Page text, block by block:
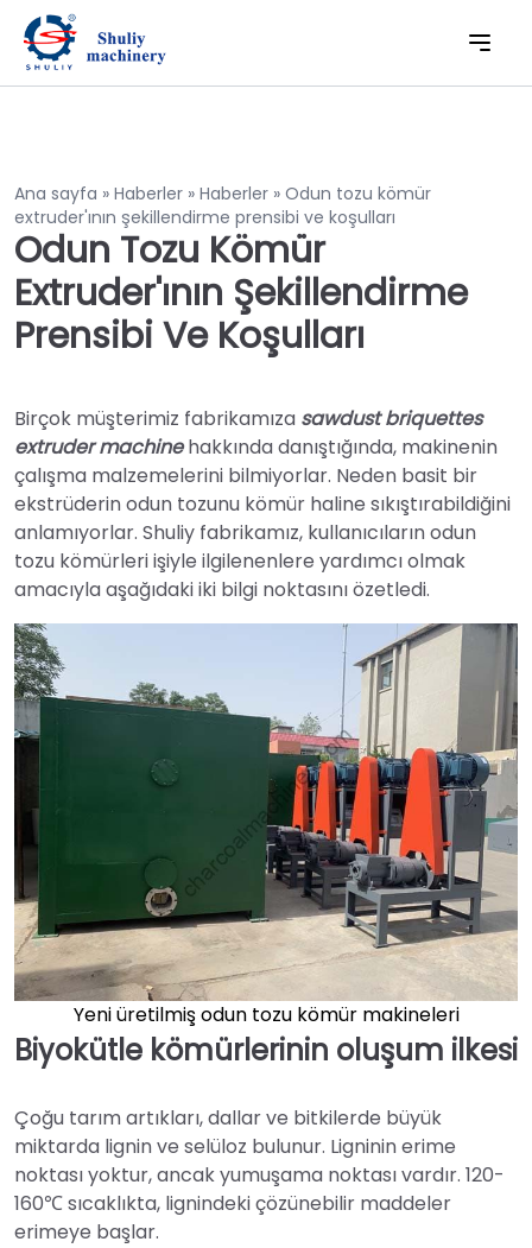
Ana sayfa » Haberler » Haberler » Odun tozu kömür
extruder'ının şekillendirme prensibi ve koşulları
Odun Tozu Kömür
Extruder'ının Şekillendirme
Prensibi Ve Koşulları
Birçok müşterimiz fabrikamıza sawdust briquettes
extruder machinehakkında danıştığında, makinenin
çalışma malzemelerini bilmiyorlar. Neden basit bir
ekstrüderin odun tozunu kömür haline sıkıştırabildiğini
anlamıyorlar. Shuliy fabrikamız, kullanıcıların odun
tozu kömürleri işiyle ilgilenenlere yardımcı olmak
amacıyla aşağıdaki iki bilgi noktasını özetledi.
Yeni üretilmiş odun tozu kömür makineleri
Biyokütle kömürlerinin oluşum ilkesi
Çoğu tarım artıkları, dallar ve bitkilerde büyük
miktarda lignin ve selüloz bulunur. Ligninin erime
noktası yoktur, ancak yumuşama noktası vardır. 120-
160℃ sıcaklıkta, lignindeki çözünebilir maddeler
erimeye başlar.